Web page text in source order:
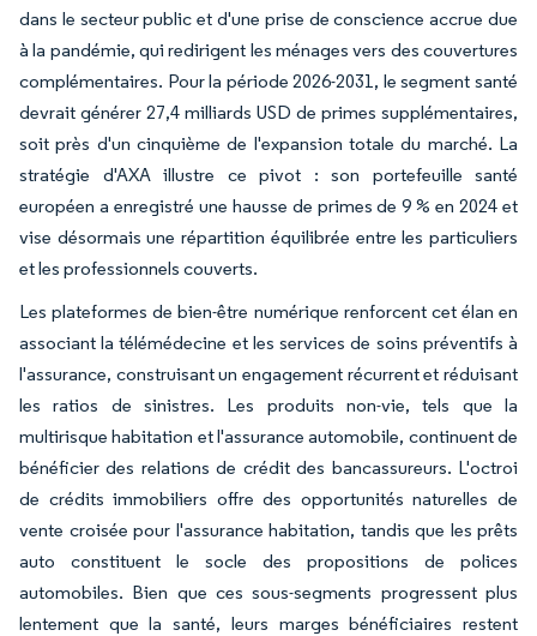
dans le secteur public et d'une prise de conscience accrue due
à la pandémie, qui redirigent les ménages vers des couvertures
complémentaires. Pour la période 2026-2031, le segment santé
devrait générer 27,4 milliards USD de primes supplémentaires,
soit près d'un cinquième de l'expansion totale du marché. La
stratégie d'AXA illustre ce pivot : son portefeuille santé
européen a enregistré une hausse de primes de 9 % en 2024 et
vise désormais une répartition équilibrée entre les particuliers
et les professionnels couverts.
Les plateformes de bien-être numérique renforcent cet élan en
associant la télémédecine et les services de soins préventifs à
l'assurance, construisant un engagement récurrent et réduisant
les ratios de sinistres. Les produits non-vie, tels que la
multirisque habitation et l'assurance automobile, continuent de
bénéficier des relations de crédit des bancassureurs. L'octroi
de crédits immobiliers offre des opportunités naturelles de
vente croisée pour l'assurance habitation, tandis que les prêts
auto constituent le socle des propositions de polices
automobiles. Bien que ces sous-segments progressent plus
lentement que la santé, leurs marges bénéficiaires restent